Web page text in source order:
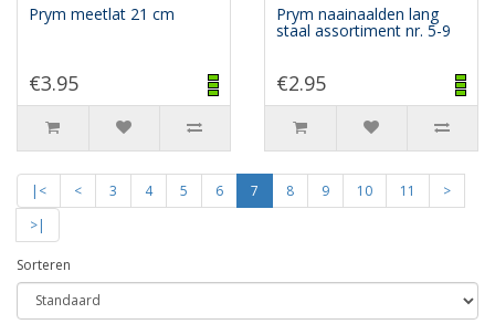
Prym meetlat 21 cm
€3.95
Prym naainaalden lang
staal assortiment nr. 5-9
€2.95
|< < 3 4 5 6 7 8 9 10 11
>
>|
Sorteren